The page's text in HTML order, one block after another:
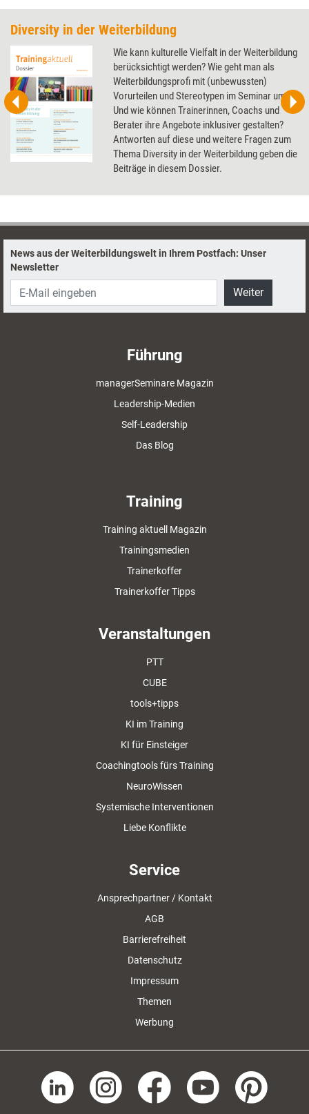
Diversity in der Weiterbildung
Wie kann kulturelle Vielfalt in der Weiterbildung
berücksichtigt werden? Wie geht man als
Weiterbildungsprofi mit (unbewussten)
Vorurteilen und Stereotypen im Seminar um?
Und wie können Trainerinnen, Coachs und
Berater ihre Angebote inklusiver gestalten?
Antworten auf diese und weitere Fragen zum
Thema Diversity in der Weiterbildung geben die
Beiträge in diesem Dossier.
News aus der Weiterbildungswelt in Ihrem Postfach: Unser
Newsletter
Weiter
Führung
managerSeminare Magazin
Leadership-Medien
Self-Leadership
Das Blog
Training
Training aktuell Magazin
Trainingsmedien
Trainerkoffer
Trainerkoffer Tipps
Veranstaltungen
PTT
CUBE
tools+tipps
KI im Training
KI für Einsteiger
Coachingtools fürs Training
NeuroWissen
Systemische Interventionen
Liebe Konflikte
Service
Ansprechpartner / Kontakt
AGB
Barrierefreiheit
Datenschutz
Impressum
Themen
Werbung